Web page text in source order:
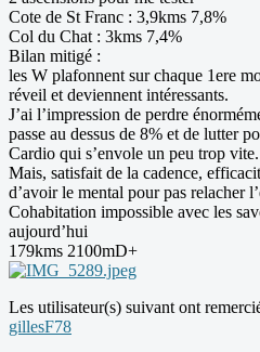
Cote de St Franc : 3,9kms 7,8%
Col du Chat : 3kms 7,4%
Bilan mitigé :
les W plafonnent sur chaque 1ere
réveil et deviennent intéressants.
J’ai l’impression de perdre
passe au dessus de 8% et de lutter
Cardio qui s’envole un peu trop vite.
Mais, satisfait de la cadence,
d’avoir le mental pour pas relacher
Cohabitation impossible avec les
aujourd’hui
179kms 2100mD+
Les utilisateur(s) suivant ont
gillesF78